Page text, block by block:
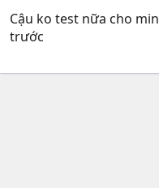
Cậu ko test nữa cho
trước